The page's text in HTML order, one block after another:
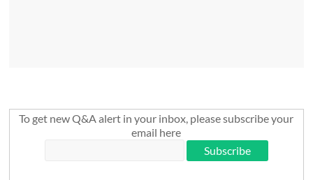
To get new Q&A alert in your inbox, please subscribe your
email here